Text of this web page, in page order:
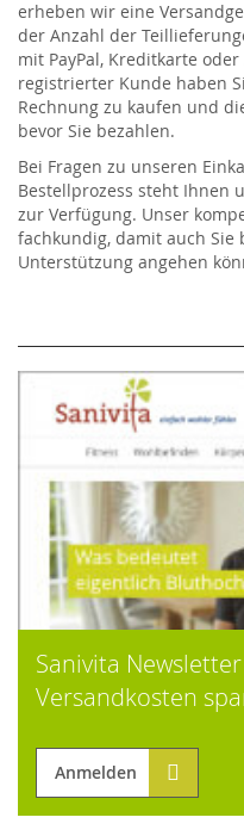
Sanivita
Versandkosten
Anmelden
erheben wir eine
der Anzahl der
mit PayPal, Kreditkarte
registrierter Kunde haben
Rechnung zu kaufen und
bevor Sie bezahlen.
Bei Fragen zu unseren
Bestellprozess steht Ihnen
zur Verfügung. Unser
fachkundig, damit auch
Unterstützung angehen